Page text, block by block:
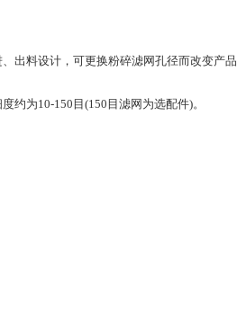
出料设计，可更换粉碎滤网孔径而改变产
约为10-150目(150目滤网为选配件)。